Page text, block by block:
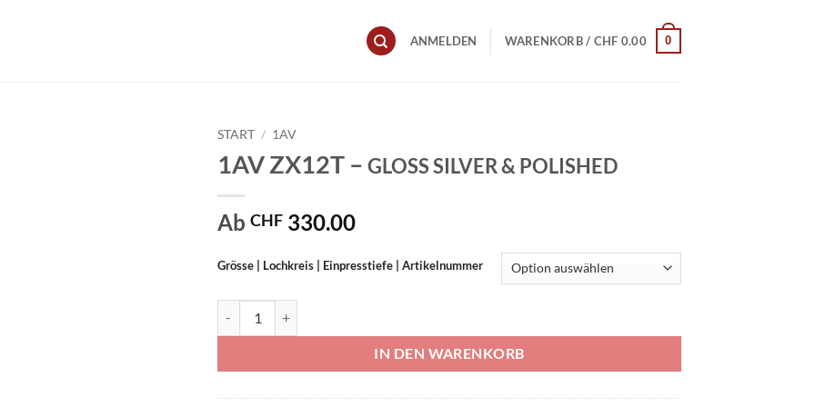
ANMELDEN WARENKORB / CHF 0.00 0
START / 1AV
1AV ZX12T – GLOSS SILVER & POLISHED
Ab CHF 330.00
Grösse | Lochkreis | Einpresstiefe | Artikelnummer
IN DEN WARENKORB